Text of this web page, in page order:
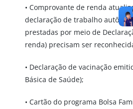
• Comprovante de renda
declaração de trabalho
prestadas por meio de
renda) precisam ser
• Declaração de vacinação
Básica de Saúde);
• Cartão do programa Bolsa